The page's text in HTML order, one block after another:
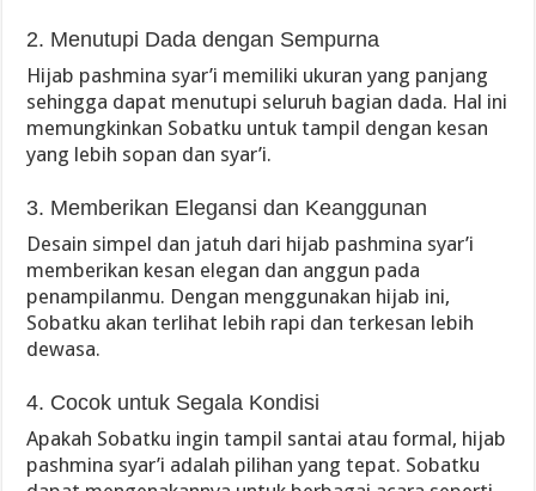
2. Menutupi Dada dengan Sempurna
Hijab pashmina syar’i memiliki ukuran yang panjang
sehingga dapat menutupi seluruh bagian dada. Hal ini
memungkinkan Sobatku untuk tampil dengan kesan
yang lebih sopan dan syar’i.
3. Memberikan Elegansi dan Keanggunan
Desain simpel dan jatuh dari hijab pashmina syar’i
memberikan kesan elegan dan anggun pada
penampilanmu. Dengan menggunakan hijab ini,
Sobatku akan terlihat lebih rapi dan terkesan lebih
dewasa.
4. Cocok untuk Segala Kondisi
Apakah Sobatku ingin tampil santai atau formal, hijab
pashmina syar’i adalah pilihan yang tepat. Sobatku